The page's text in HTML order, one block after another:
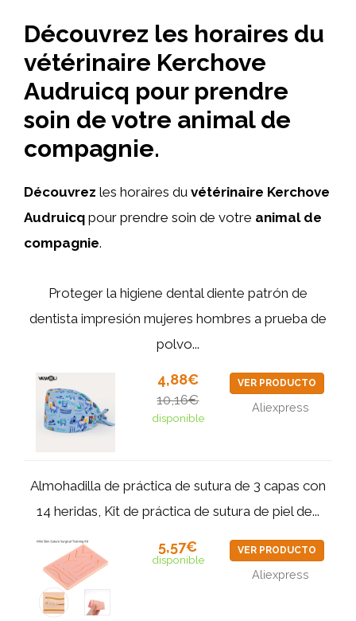
Découvrez les horaires du
vétérinaire Kerchove
Audruicq pour prendre
soin de votre animal de
compagnie.
Découvrez les horaires du vétérinaire Kerchove
Audruicq pour prendre soin de votre animal de
compagnie.
Proteger la higiene dental diente patrón de
dentista impresión mujeres hombres a prueba de
polvo...
4,88€
10,16€
disponible
VER PRODUCTO
Aliexpress
Almohadilla de práctica de sutura de 3 capas con
14 heridas, Kit de práctica de sutura de piel de...
5,57€
disponible
VER PRODUCTO
Aliexpress